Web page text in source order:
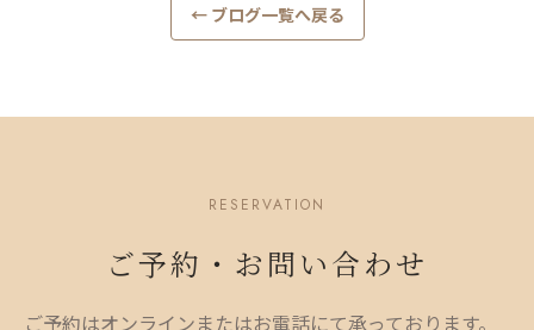
← ブログ一覧へ戻る
RESERVATION
ご予約・お問い合わせ
ご予約はオンラインまたはお電話にて承っております。